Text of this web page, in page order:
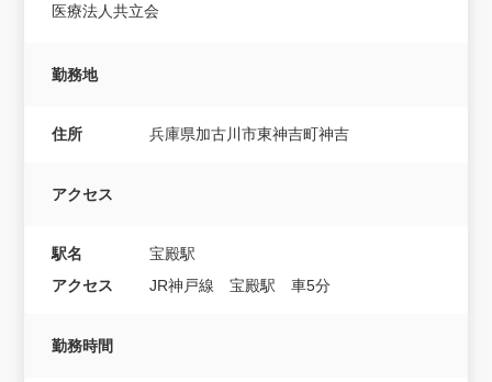
医療法人共立会
勤務地
住所 兵庫県加古川市東神吉町神吉
アクセス
駅名
宝殿駅
アクセス
JR神戸線 宝殿駅 車5分
勤務時間